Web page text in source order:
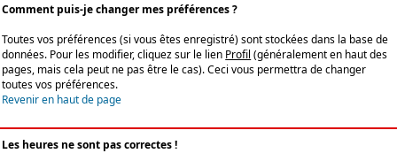
Comment puis-je changer mes préférences ?
Toutes vos préférences (si vous êtes enregistré) sont stockées dans la base de
données. Pour les modifier, cliquez sur le lien Profil (généralement en haut des
pages, mais cela peut ne pas être le cas). Ceci vous permettra de changer
toutes vos préférences.
Revenir en haut de page
Les heures ne sont pas correctes !